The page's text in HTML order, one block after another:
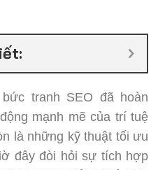
tranh SEO đã hoàn
mạnh mẽ của trí tuệ
là những kỹ thuật tối ưu
đây đòi hỏi sự tích hợp